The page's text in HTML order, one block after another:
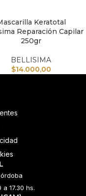
Keratotal
Reparación Capilar
250gr
BELLISIMA
$14.000,00
a 17.30 hs.